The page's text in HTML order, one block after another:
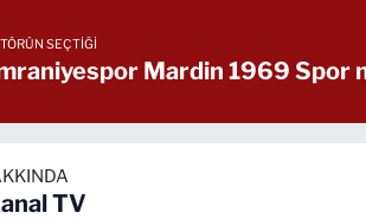
SEÇTIĞI
Mardin 1969 Spor
TV